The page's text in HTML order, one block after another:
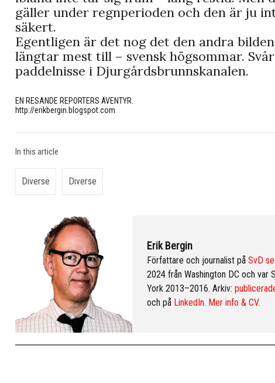
gäller under regnperioden och den är ju
säkert.
Egentligen är det nog det den andra
längtar mest till – svensk högsommar.
paddelnisse i Djurgårdsbrunnskanalen.
EN RESANDE REPORTERS ÄVENTYR.
http://erikbergin.blogspot.com
In this article
Diverse Diverse
Erik Bergin
Författare och journalist på SvD
2024 från Washington DC och var
York 2013–2016. Arkiv:
och på LinkedIn. Mer info & CV.